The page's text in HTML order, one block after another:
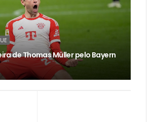
de Thomas Müller pelo Bayern